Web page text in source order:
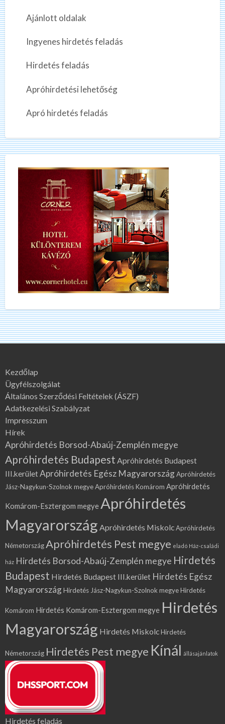
Ajánlott oldalak
Ingyenes hirdetés feladás
Hirdetés feladás
Apróhirdetési lehetőség
Apró hirdetés feladás
Kezdőlap
Ügyfélszolgálat
Általános Szerződési Feltételek (ÁSZF)
Adatkezelési Szabályzat
Impresszum
Hírek
Apróhirdetés Borsod-Abaúj-Zemplén megye
Apróhirdetés Budapest Apróhirdetés Budapest
III.kerületApróhirdetés Egész MagyarországApróhirdetés
Jász-Nagykun-Szolnok megyeApróhirdetés Komárom Apróhirdetés
Komárom-Esztergom megye Apróhirdetés
Magyarország Apróhirdetés MiskolcApróhirdetés
NémetországApróhirdetés Pest megye eladó Ház-családi
ház Hirdetés Borsod-Abaúj-Zemplén megye Hirdetés
Budapest Hirdetés Budapest III.kerület Hirdetés Egész
MagyarországHirdetés Jász-Nagykun-Szolnok megyeHirdetés
Komárom Hirdetés Komárom-Esztergom megye Hirdetés
Magyarország Hirdetés MiskolcHirdetés
Németország Hirdetés Pest megye Kínál állásajánlatok
Hirdetés feladás